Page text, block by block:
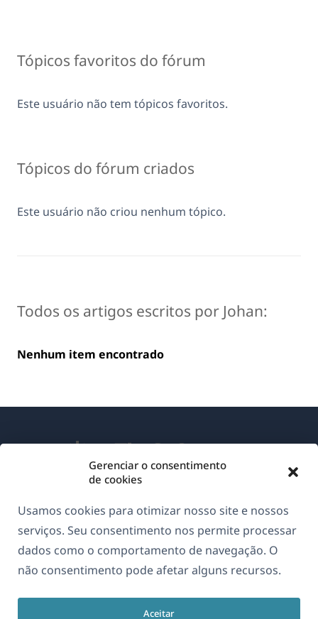
Gerenciar o consentimento
de cookies
Usamos cookies para otimizar nosso site e nossos
serviços. Seu consentimento nos permite processar
dados como o comportamento de navegação. O
não consentimento pode afetar alguns recursos.
Aceitar
Tópicos favoritos do fórum
Este usuário não tem tópicos favoritos.
Tópicos do fórum criados
Este usuário não criou nenhum tópico.
Todos os artigos escritos por Johan:
Nenhum item encontrado
GDPR & Política de Privacidade
Junte-se à nossa equipe(abre
em
em
em
(abre
em